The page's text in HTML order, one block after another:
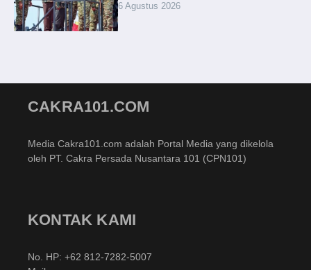
6 Agustus 2026
CAKRA101.COM
Media Cakra101.com adalah Portal Media yang dikelola
oleh PT. Cakra Persada Nusantara 101 (CPN101)
KONTAK KAMI
No. HP: +62 812-7282-5007